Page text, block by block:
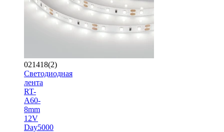
021418(2)
Светодиодная
лента
RT-
A60-
8mm
12V
Day5000